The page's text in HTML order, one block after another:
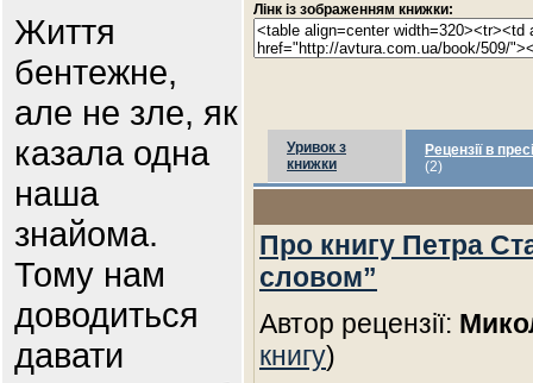
Життя
бентежне,
але не зле, як
казала одна
наша
знайома.
Тому нам
доводиться
давати
Лінк із зображенням книжки:
Уривок з
книжки
Рецензії в пресі
(2)
Про книгу Петра
словом”
Автор рецензії:
книгу)